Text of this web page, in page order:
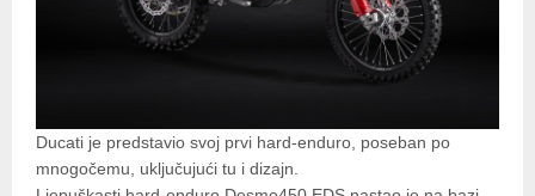
Ducati je predstavio svoj prvi hard-enduro, poseban po
mnogočemu, uključujući tu i dizajn.